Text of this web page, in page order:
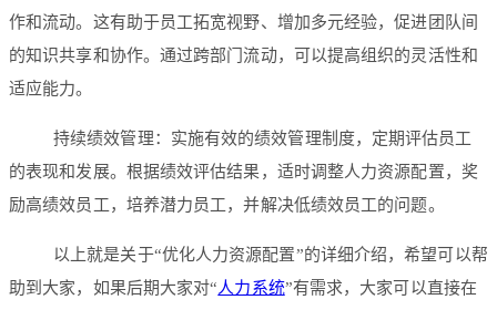
作和流动。这有助于员工拓宽视野、增加多元经验，促进团队间
的知识共享和协作。通过跨部门流动，可以提高组织的灵活性和
适应能力。
持续绩效管理：实施有效的绩效管理制度，定期评估员工
的表现和发展。根据绩效评估结果，适时调整人力资源配置，奖
励高绩效员工，培养潜力员工，并解决低绩效员工的问题。
以上就是关于“优化人力资源配置”的详细介绍，希望可以帮
助到大家，如果后期大家对“人力系统”有需求，大家可以直接在